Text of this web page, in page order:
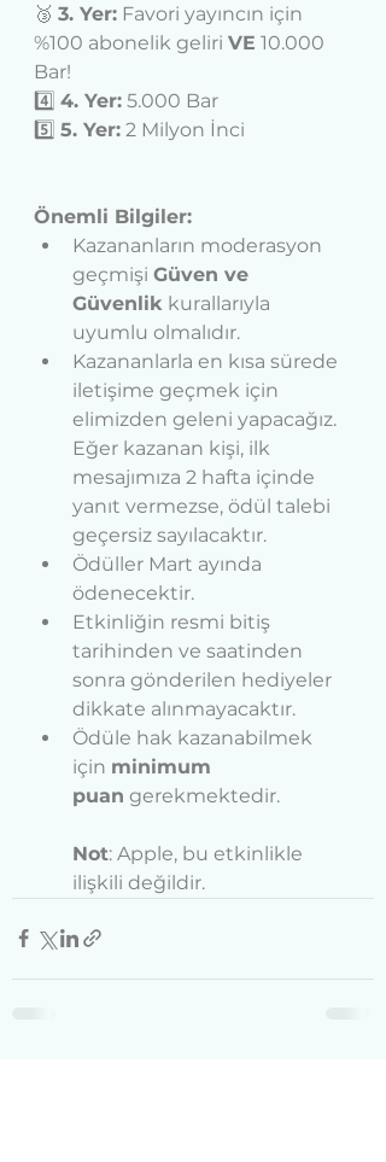
🥉 3. Yer: Favori yayıncın için
%100 abonelik geliri VE 10.000
Bar!
4️⃣ 4. Yer: 5.000 Bar
5️⃣ 5. Yer: 2 Milyon İnci
Önemli Bilgiler:
Kazananların moderasyon
geçmişi Güven ve
Güvenlik kurallarıyla
uyumlu olmalıdır.
Kazananlarla en kısa sürede
iletişime geçmek için
elimizden geleni yapacağız.
Eğer kazanan kişi, ilk
mesajımıza 2 hafta içinde
yanıt vermezse, ödül talebi
geçersiz sayılacaktır.
Ödüller Mart ayında
ödenecektir.
Etkinliğin resmi bitiş
tarihinden ve saatinden
sonra gönderilen hediyeler
dikkate alınmayacaktır.
Ödüle hak kazanabilmek
için minimum
puan gerekmektedir.
Not: Apple, bu etkinlikle
ilişkili değildir.